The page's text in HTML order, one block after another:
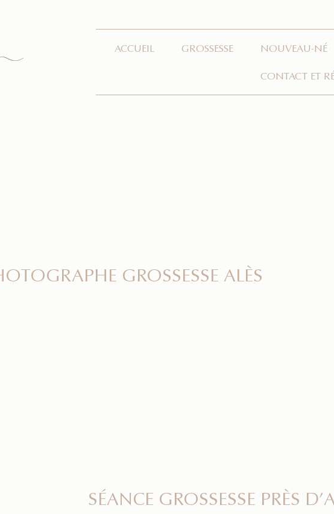
ACCUEIL GROSSESSE NOUVEAU-NÉ
CONTACT ET
GROSSESSE ALÈS
SÉANCE GROSSESSE PRÈS